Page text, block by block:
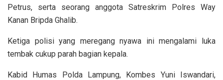
Petrus, serta seorang anggota Satreskrim Polres Way
Kanan Bripda Ghalib.
Ketiga polisi yang meregang nyawa ini mengalami luka
tembak cukup parah bagian kepala.
Kabid Humas Polda Lampung, Kombes Yuni Iswandari,